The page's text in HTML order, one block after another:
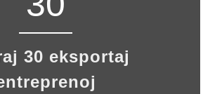
30 eksportaj